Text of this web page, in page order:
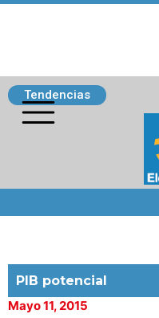
Tendencias
PIB potencial
Mayo 11, 2015